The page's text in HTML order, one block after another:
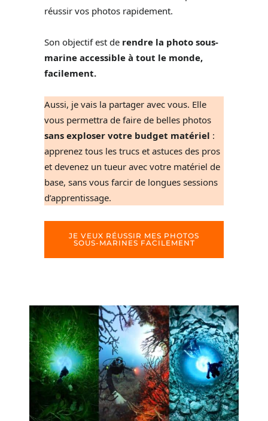
réussir vos photos rapidement.
Son objectif est de rendre la photo sous-
marine accessible à tout le monde,
facilement.
Aussi, je vais la partager avec vous. Elle
vous permettra de faire de belles photos
sans exploser votre budget matériel :
apprenez tous les trucs et astuces des pros
et devenez un tueur avec votre matériel de
base, sans vous farcir de longues sessions
d’apprentissage.
JE VEUX RÉUSSIR MES PHOTOS
SOUS-MARINES FACILEMENT